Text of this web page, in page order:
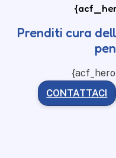
Prenditi cura
CONTATTACI